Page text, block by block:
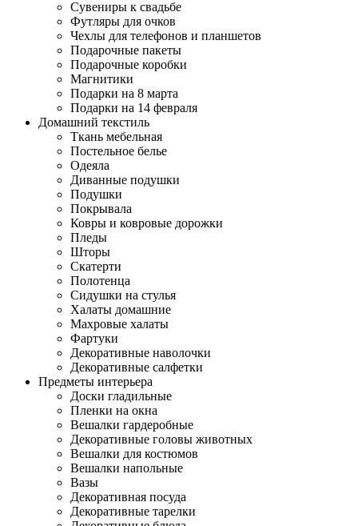
Сувениры к свадьбе
Футляры для очков
Чехлы для телефонов и планшетов
Подарочные пакеты
Подарочные коробки
Магнитики
Подарки на 8 марта
Подарки на 14 февраля
Домашний текстиль
Ткань мебельная
Постельное белье
Одеяла
Диванные подушки
Подушки
Покрывала
Ковры и ковровые дорожки
Пледы
Шторы
Скатерти
Полотенца
Сидушки на стулья
Халаты домашние
Махровые халаты
Фартуки
Декоративные наволочки
Декоративные салфетки
Предметы интерьера
Доски гладильные
Пленки на окна
Вешалки гардеробные
Декоративные головы животных
Вешалки для костюмов
Вешалки напольные
Вазы
Декоративная посуда
Декоративные тарелки